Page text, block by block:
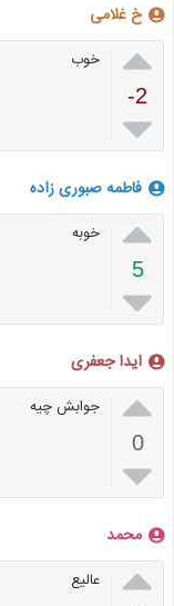
خ غلامی

-2

خوب
فاطمه صبوری زاده

5

خوبه
ایدا جعفری

0

جوابش چیه
محمد
 عالیع